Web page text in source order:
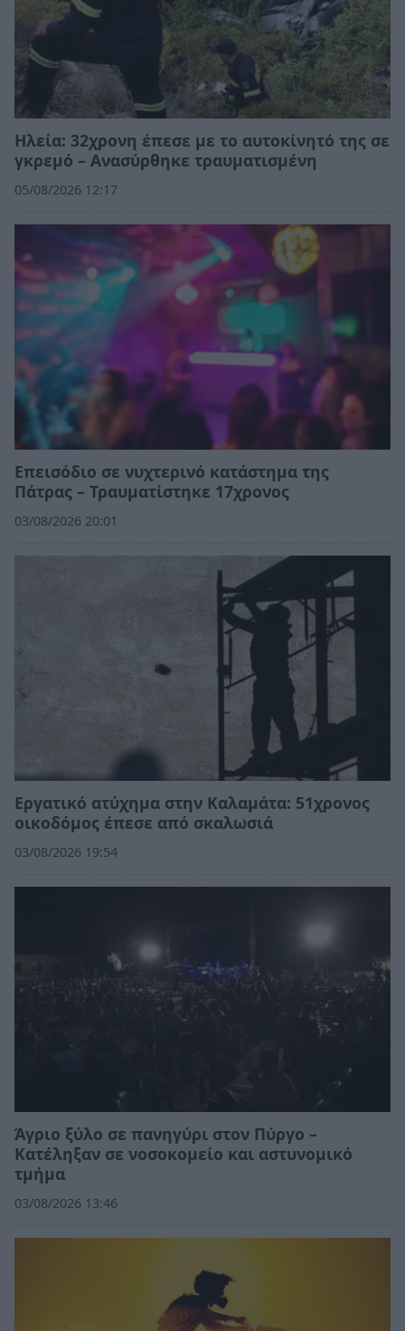
Ηλεία: 32χρονη έπεσε με το αυτοκίνητό της σε
γκρεμό – Ανασύρθηκε τραυματισμένη
05/08/2026 12:17
Επεισόδιο σε νυχτερινό κατάστημα της
Πάτρας – Τραυματίστηκε 17χρονος
03/08/2026 20:01
Εργατικό ατύχημα στην Καλαμάτα: 51χρονος
οικοδόμος έπεσε από σκαλωσιά
03/08/2026 19:54
Άγριο ξύλο σε πανηγύρι στον Πύργο –
Κατέληξαν σε νοσοκομείο και αστυνομικό
τμήμα
03/08/2026 13:46